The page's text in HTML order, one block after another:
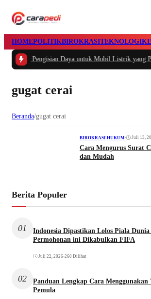
HOMEPOLITIKBIROKRASITEKNOLOGI
Pengisian Daya untuk Mobil Listrik yang
gugat cerai
Beranda/gugat cerai
BIROKRASI HUKUM • Juli 13,
Cara Mengurus Surat
dan Mudah
Berita Populer
01
Indonesia Dipastikan Lolos Piala Dunia
Permohonan ini Dikabulkan FIFA
Juli 22, 2026•260 Dilihat
02
Panduan Lengkap Cara Menggunakan
Pemula